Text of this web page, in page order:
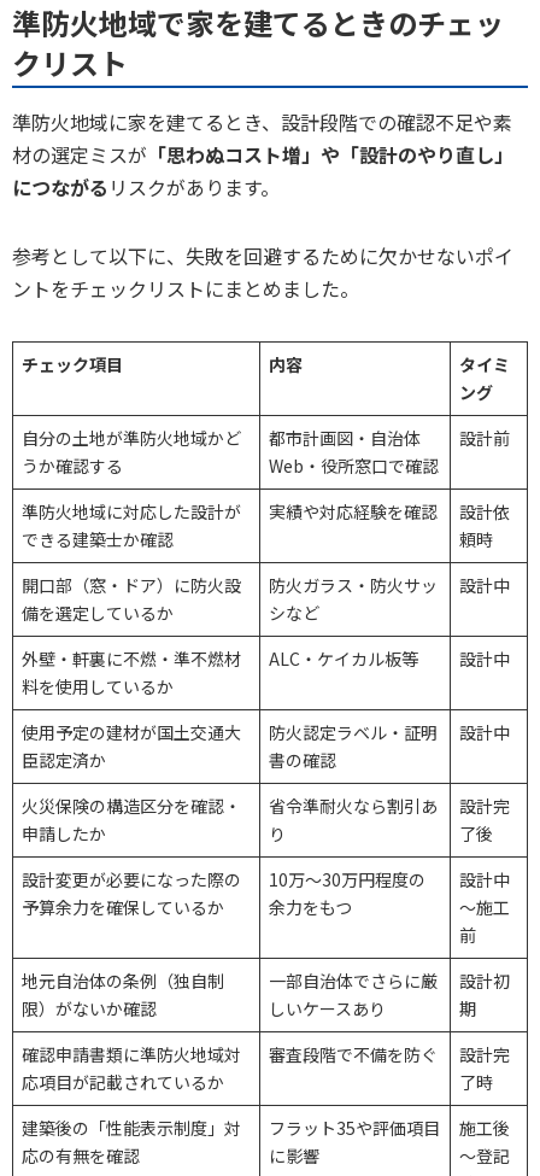
準防火地域で家を建てるときのチェッ
クリスト
準防火地域に家を建てるとき、設計段階での確認不足や素
材の選定ミスが 「思わぬコスト増」や「設計のやり直し」
につながる リスクがあります。
参考として以下に、失敗を回避するために欠かせないポイ
ントをチェックリストにまとめました。
チェック項目 内容
タイミ
ング
自分の土地が準防火地域かど
うか確認する
都市計画図・自治体
Web・役所窓口で確認
設計前
準防火地域に対応した設計が
できる建築士か確認
実績や対応経験を確認
設計依
頼時
開口部（窓・ドア）に防火設
備を選定しているか
防火ガラス・防火サッ
シなど
設計中
外壁・軒裏に不燃・準不燃材
料を使用しているか
ALC・ケイカル板等 設計中
使用予定の建材が国土交通大
臣認定済か
防火認定ラベル・証明
書の確認
設計中
火災保険の構造区分を確認・
申請したか
省令準耐火なら割引あ
り
設計完
了後
設計変更が必要になった際の
予算余力を確保しているか
10万～30万円程度の
余力をもつ
設計中
～施工
前
地元自治体の条例（独自制
限）がないか確認
一部自治体でさらに厳
しいケースあり
設計初
期
確認申請書類に準防火地域対
応項目が記載されているか
審査段階で不備を防ぐ
設計完
了時
建築後の「性能表示制度」対
応の有無を確認
フラット35や評価項目
に影響
施工後
～登記